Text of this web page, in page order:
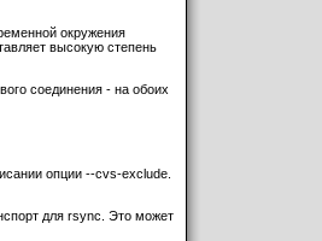
окружения
высокую степень
соединения - на обоих
опции --cvs-exclude.
для rsync. Это может